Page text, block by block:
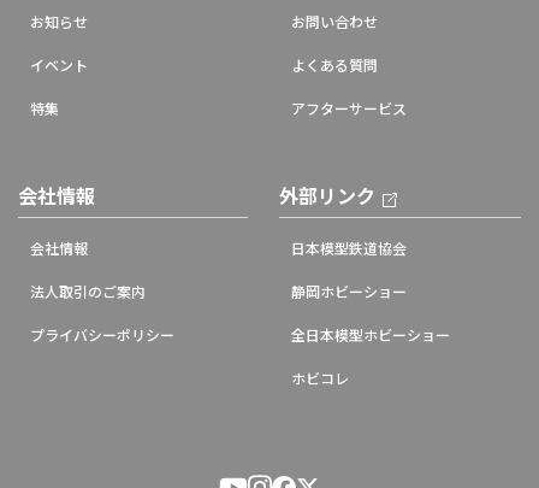
お知らせ
イベント
特集
お問い合わせ
よくある質問
アフターサービス
会社情報
会社情報
法人取引のご案内
プライバシーポリシー
外部リンク
日本模型鉄道協会
静岡ホビーショー
全日本模型ホビーショー
ホビコレ